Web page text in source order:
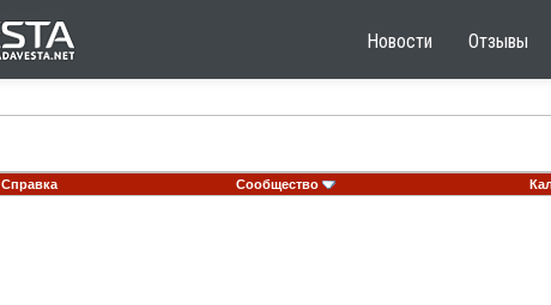
Новости Отзывы
Справка Сообщество